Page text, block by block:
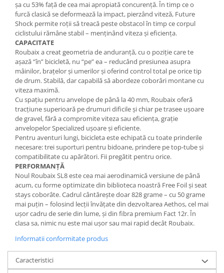
Schimbătoare
Schimbătoare față
Schimbătoare spate
Piese schimbătoare
Șei
Tije sa
Tije telescopice
Coliere tije șa
Manete tije telescopice
Piese tije sa
Tije fixe
Tubeless și soluții anti-pană
Amortizoare spate
Arcuri
Groupset
șa cu 53% față de cea mai apropiată concurență. În timp ce o
furcă clasică se deformează la impact, pierzând viteză, Future
Shock permite roții să treacă peste obstacol în timp ce corpul
ciclistului rămâne stabil – menținând viteza și eficiența.
CAPACITATE
Roubaix a creat geometria de anduranță, cu o poziție care te
așază “în” bicicletă, nu “pe” ea – reducând presiunea asupra
mâinilor, brațelor și umerilor și oferind control total pe orice tip
de drum. Stabilă, dar capabilă să abordeze coborâri montane cu
viteza maximă.
Cu spațiu pentru anvelope de până la 40 mm, Roubaix oferă
tracțiune superioară pe drumuri dificile și chiar pe trasee ușoare
de gravel, fără a compromite viteza sau eficiența, grație
anvelopelor Specialized ușoare și eficiente.
Pentru aventuri lungi, bicicleta este echipată cu toate prinderile
necesare: trei suporturi pentru bidoane, prindere pe top-tube și
compatibilitate cu apărători. Fii pregătit pentru orice.
PERFORMANȚĂ
Noul Roubaix SL8 este cea mai aerodinamică versiune de până
acum, cu forme optimizate din biblioteca noastră Free Foil și seat
stays coborâte. Cadrul cântărește doar 828 grame – cu 50 grame
mai puțin – folosind lecții învățate din dezvoltarea Aethos, cel mai
ușor cadru de serie din lume, și din fibra premium Fact 12r. În
clasa sa, nimic nu este mai ușor sau mai rapid decât Roubaix.
Informatii conformitate produs
Caracteristici